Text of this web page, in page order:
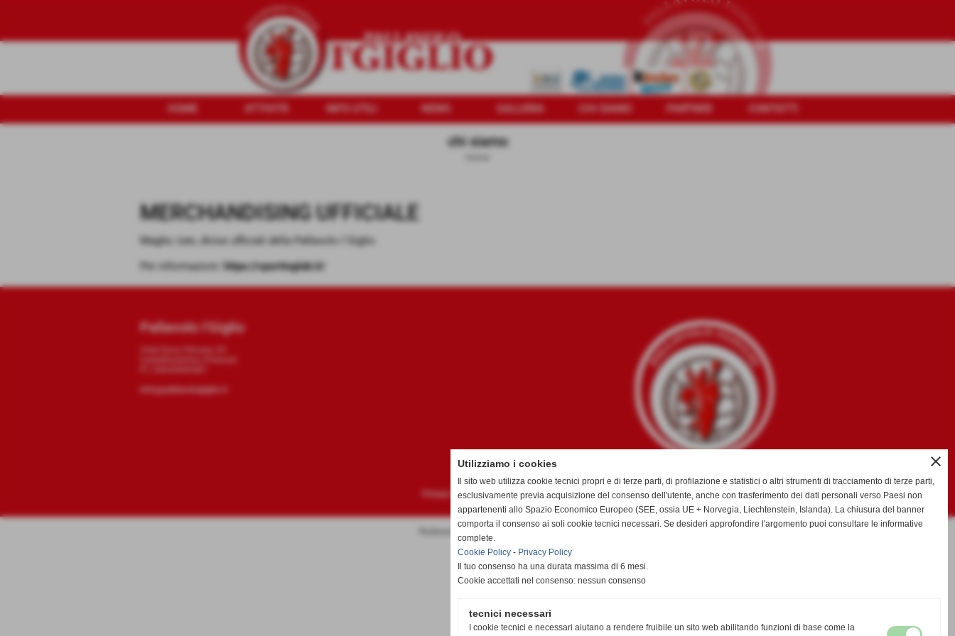
HOME INFO UTILI NEWS GALLERIA CHI SIAMO PARTNER CONTATTI
chi siamo
MERCHANDISING UFFICIALE
Maglie, tute, divise ufficiali della Pallavolo I´Giglio
Per informazioni:
https://sportinglab.it/
Pallavolo I'Giglio
Privacy Policy-Cookie Policy
close
Utilizziamo i cookies
Il sito web utilizza cookie tecnici propri e di terze parti, di profilazione e statistici o altri strumenti di tracciamento di terze parti,
esclusivamente previa acquisizione del consenso dell'utente, anche con trasferimento dei dati personali verso Paesi non
appartenenti allo Spazio Economico Europeo (SEE, ossia UE + Norvegia, Liechtenstein, Islanda). La chiusura del banner
comporta il consenso ai soli cookie tecnici necessari. Se desideri approfondire l'argomento puoi consultare le informative
complete.
Cookie Policy - Privacy Policy
Il tuo consenso ha una durata massima di 6 mesi.
Cookie accettati nel consenso: nessun consenso
tecnici necessari
I cookie tecnici e necessari aiutano a rendere fruibile un sito web abilitando funzioni di base come la